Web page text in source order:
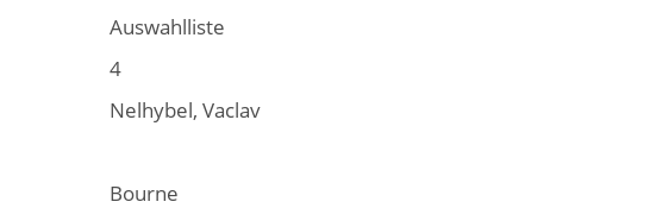
Auswahlliste
4
Nelhybel, Vaclav
Bourne